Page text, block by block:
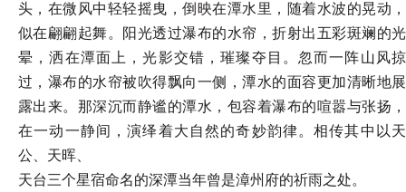
头，在微风中轻轻摇曳，倒映在潭水里，随着水波的晃动，
似在翩翩起舞。阳光透过瀑布的水帘，折射出五彩斑斓的光
晕，洒在潭面上，光影交错，璀璨夺目。忽而一阵山风掠
过，瀑布的水帘被吹得飘向一侧，潭水的面容更加清晰地展
露出来。那深沉而静谧的潭水，包容着瀑布的喧嚣与张扬，
在一动一静间，演绎着大自然的奇妙韵律。相传其中以天
公、天晖、
天台三个星宿命名的深潭当年曾是漳州府的祈雨之处。